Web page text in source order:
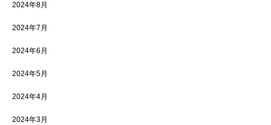
2024年8月
2024年7月
2024年6月
2024年5月
2024年4月
2024年3月